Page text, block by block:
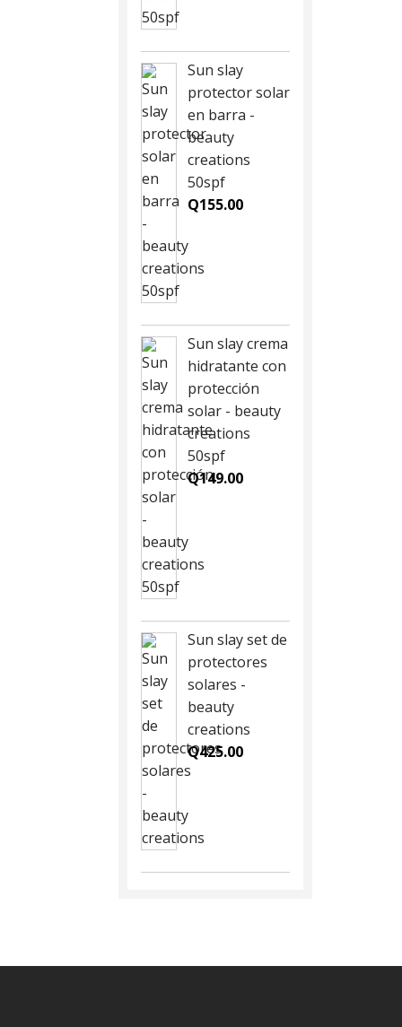
Sun slay
protector solar
en barra -
beauty
creations
50spf
Q155.00
Sun slay crema
hidratante con
protección
solar - beauty
creations
50spf
Q149.00
Sun slay set de
protectores
solares -
beauty
creations
Q425.00